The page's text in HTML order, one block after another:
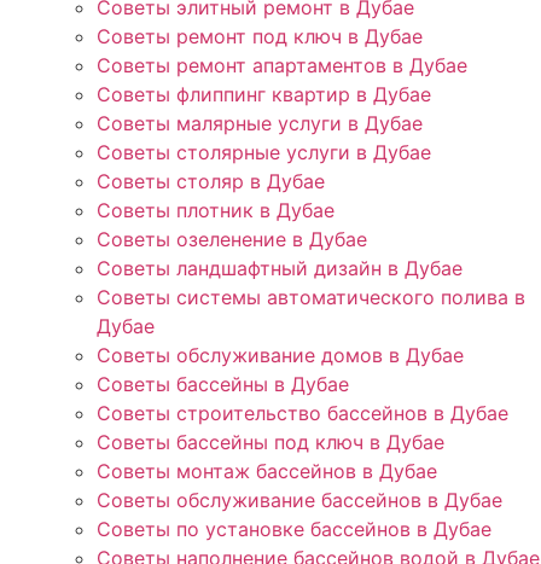
Советы элитный ремонт в Дубае
Советы ремонт под ключ в Дубае
Советы ремонт апартаментов в Дубае
Советы флиппинг квартир в Дубае
Советы малярные услуги в Дубае
Советы столярные услуги в Дубае
Советы столяр в Дубае
Советы плотник в Дубае
Советы озеленение в Дубае
Советы ландшафтный дизайн в Дубае
Советы системы автоматического полива в
Дубае
Советы обслуживание домов в Дубае
Советы бассейны в Дубае
Советы строительство бассейнов в Дубае
Советы бассейны под ключ в Дубае
Советы монтаж бассейнов в Дубае
Советы обслуживание бассейнов в Дубае
Советы по установке бассейнов в Дубае
Советы наполнение бассейнов водой в Дубае